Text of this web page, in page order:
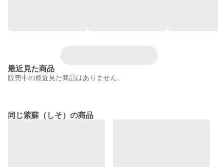
最近見た商品
販売中の最近見た商品はありません。
同じ紫蘇（しそ）の商品